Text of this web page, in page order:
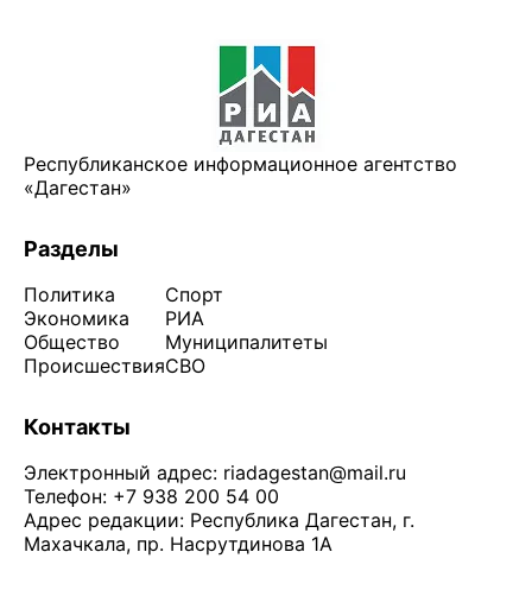
Республиканское информационное агентство
«Дагестан»
Разделы
Политика
Экономика
Общество
Происшествия
Спорт
РИА
Муниципалитеты
СВО
Контакты
Электронный адрес: riadagestan@mail.ru
Телефон: +7 938 200 54 00
Адрес редакции: Республика Дагестан, г.
Махачкала, пр. Насрутдинова 1А